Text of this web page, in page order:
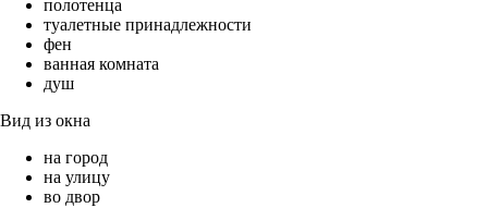
полотенца
туалетные принадлежности
фен
ванная комната
душ
Вид из окна
на город
на улицу
во двор